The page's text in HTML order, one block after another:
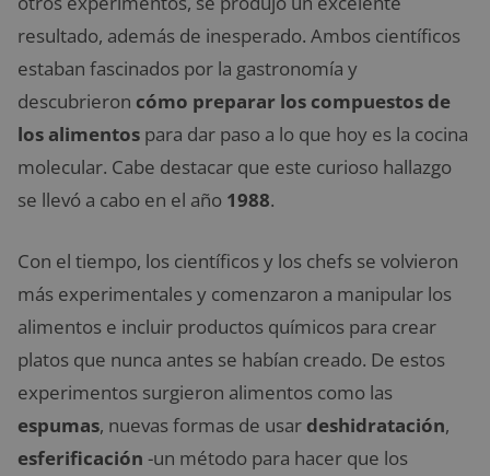
resultado, además de inesperado. Ambos científicos
estaban fascinados por la gastronomía y
descubrieron cómo preparar los compuestos de
los alimentos para dar paso a lo que hoy es la cocina
molecular. Cabe destacar que este curioso hallazgo
se llevó a cabo en el año 1988.
Con el tiempo, los científicos y los chefs se volvieron
más experimentales y comenzaron a manipular los
alimentos e incluir productos químicos para crear
platos que nunca antes se habían creado. De estos
experimentos surgieron alimentos como las
espumas, nuevas formas de usar deshidratación,
esferificación -un método para hacer que los